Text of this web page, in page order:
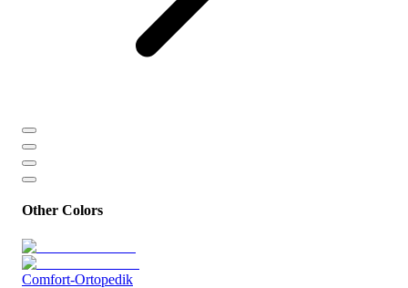
Other Colors
Comfort-Ortopedik